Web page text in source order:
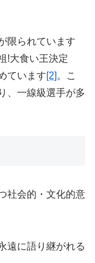
限られています
!大食い王決定
ています[2] 。こ
、一線級選手が多
社会的・文化的意
遠に語り継がれる